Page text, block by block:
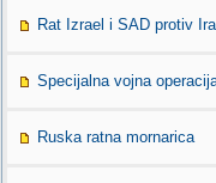
Rat Izrael i SAD protiv
Specijalna vojna
Ruska ratna mornarica